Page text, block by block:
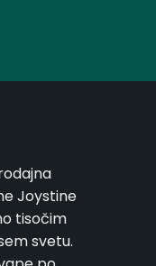
Joystine
tisočim
svetu.